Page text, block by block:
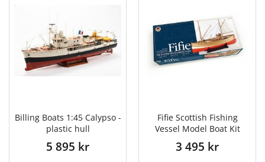
Billing Boats 1:45 Calypso -
plastic hull
5 895 kr
Fifie Scottish Fishing
Vessel Model Boat Kit
3 495 kr